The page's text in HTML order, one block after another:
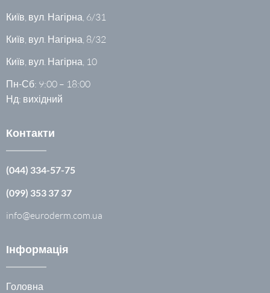
Київ, вул. Нагірна, 6/31
Київ, вул. Нагірна, 8/32
Київ, вул. Нагірна, 10
Пн-Сб: 9:00 – 18:00
Нд: вихідний
Контакти
(044) 334-57-75
(099) 353 37 37
info@euroderm.com.ua
Інформація
Головна